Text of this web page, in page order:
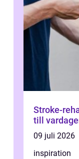
Stroke-
till
09 juli 2026
inspiration